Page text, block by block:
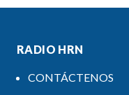
RADIO HRN
CONTÁCTENOS